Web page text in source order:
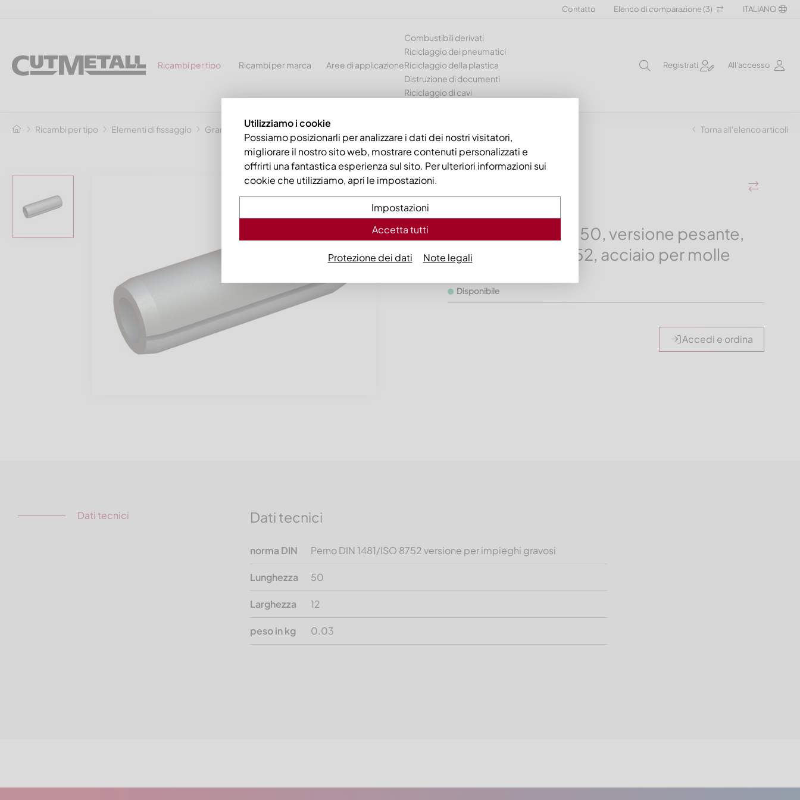
Contatto Elenco di comparazione (3) ITALIANO
Ricambi per tipo Ricambi per marca Aree di applicazione
Combustibili derivati
Riciclaggio dei pneumatici
Riciclaggio della plastica
Distruzione di documenti
Riciclaggio di cavi
Registrati All'accesso
Ricambi per tipo Elementi di fissaggio Grani filettati Spina elastica 12x50, versione pesante, DIN 1481 / ISO 8752, acciaio per molle Torna all'elenco articoli
Spina elastica 12x50, versione pesante,
DIN 1481 / ISO 8752, acciaio per molle
Disponibile
Accedi e ordina
Dati tecnici Dati tecnici
norma DIN Perno DIN 1481/ISO 8752 versione per impieghi gravosi
Lunghezza 50
Larghezza 12
peso in kg 0.03
Utilizziamo i cookie
Possiamo posizionarli per analizzare i dati dei nostri visitatori,
migliorare il nostro sito web, mostrare contenuti personalizzati e
offrirti una fantastica esperienza sul sito. Per ulteriori informazioni sui
cookie che utilizziamo, apri le impostazioni.
Impostazioni
Accetta tutti
Protezione dei dati Note legali